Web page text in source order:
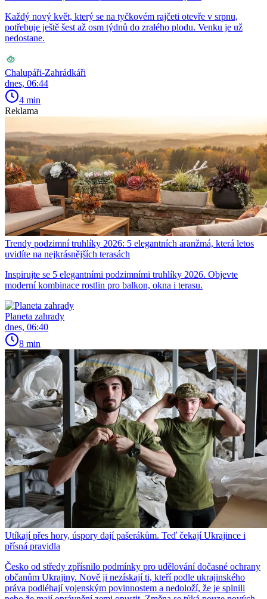
Každý nový květ, který se na tyčkovém rajčeti otevře v srpnu,
potřebuje ještě šest až osm týdnů do zralého plodu. Venku je už
nedostane.
Chalupáři-Zahrádkáři
dnes, 06:44
4 min
Reklama
Trendy podzimní truhlíky 2026: 5 elegantních aranžmá, která letos
uvidíte na nejkrásnějších terasách
Inspirujte se 5 elegantními podzimními truhlíky 2026. Objevte
moderní kombinace rostlin pro balkon, okna i terasu.
Planeta zahrady
dnes, 06:40
8 min
Utíkají přes hory, úspory dají pašerákům. Teď čekají Ukrajince i
přísná pravidla
Česko od středy zpřísnilo podmínky pro udělování dočasné ochrany
občanům Ukrajiny. Nově ji nezískají ti, kteří podle ukrajinského
práva podléhají vojenským povinnostem a nedoloží, že je splnili